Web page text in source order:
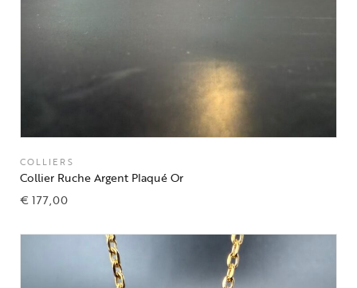
COLLIERS
Collier Ruche Argent Plaqué Or
€177,00